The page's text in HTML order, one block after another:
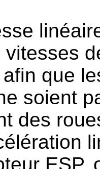
vitesses
que
soient
des
ESP,